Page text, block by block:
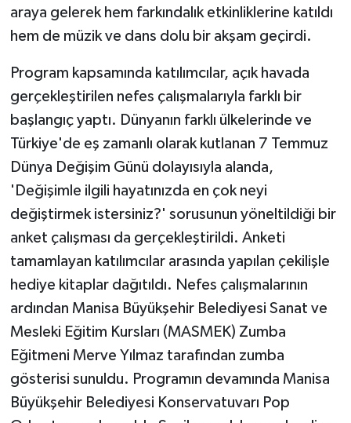
araya gelerek hem farkındalık etkinliklerine katıldı
hem de müzik ve dans dolu bir akşam geçirdi.
Program kapsamında katılımcılar, açık havada
gerçekleştirilen nefes çalışmalarıyla farklı bir
başlangıç yaptı. Dünyanın farklı ülkelerinde ve
Türkiye'de eş zamanlı olarak kutlanan 7 Temmuz
Dünya Değişim Günü dolayısıyla alanda,
'Değişimle ilgili hayatınızda en çok neyi
değiştirmek istersiniz?' sorusunun yöneltildiği bir
anket çalışması da gerçekleştirildi. Anketi
tamamlayan katılımcılar arasında yapılan çekilişle
hediye kitaplar dağıtıldı. Nefes çalışmalarının
ardından Manisa Büyükşehir Belediyesi Sanat ve
Mesleki Eğitim Kursları (MASMEK) Zumba
Eğitmeni Merve Yılmaz tarafından zumba
gösterisi sunuldu. Programın devamında Manisa
Büyükşehir Belediyesi Konservatuvarı Pop